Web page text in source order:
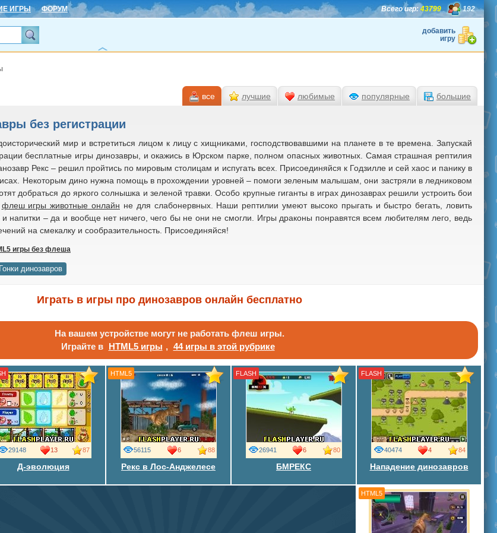
ИГРЫ ФОРУМ 192
Всего игр:43799
добавить
игру
без регистрации
мир и встретиться лицом к лицу с хищниками, господствовавшими на планете в те времена. Запускай
бесплатные игры динозавры, и окажись в Юрском парке, полном опасных животных. Самая страшная рептилия
Рекс – решил пройтись по мировым столицам и испугать всех. Присоединяйся к Годзилле и сей хаос и панику в
Некоторым дино нужна помощь в прохождении уровней – помоги зеленым малышам, они застряли в ледниковом
добраться до яркого солнышка и зеленой травки. Особо крупные гиганты в играх динозаврах решили устроить бои
флеш игры животные онлайн не для слабонервных. Наши рептилии умеют высоко прыгать и быстро бегать, ловить
и напитки – да и вообще нет ничего, чего бы не они не смогли. Игры драконы понравятся всем любителям лего, ведь
на смекалку и сообразительность. Присоединяйся!
игры без флеша
Гонки динозавров
все лучшие любимые популярные большие
Играть в игры про динозавров онлайн бесплатно
На вашем устройстве могут не работать флеш игры.
Играйте в HTML5 игры , 44 игры в этой рубрике
Д-эволюция
29148 13 87
Рекс в Лос-Анджелесе
56115 6 88
HTML5
БМРЕКС
26941 6 80
FLASH
Нападение динозавров
40474 4 84
FLASH
HTML5